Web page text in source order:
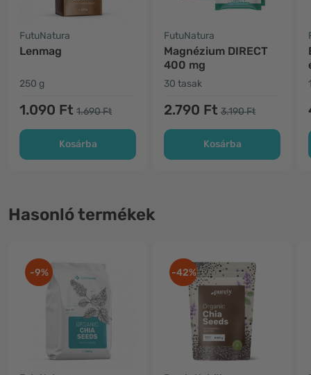
FutuNatura
Lenmag
250 g
1.090 Ft 1.690 Ft
Kosárba
FutuNatura
Magnézium DIRECT
400 mg
30 tasak
2.790 Ft 3.190 Ft
Kosárba
Hasonló termékek
-9% -42%